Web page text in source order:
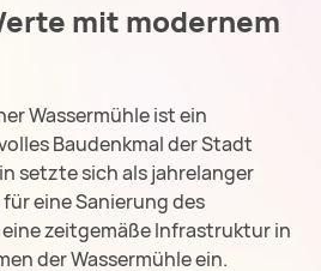
mit modernem
Wassermühle ist ein
Baudenkmal der Stadt
setzte sich als jahrelanger
eine Sanierung des
zeitgemäße Infrastruktur in
der Wassermühle ein.